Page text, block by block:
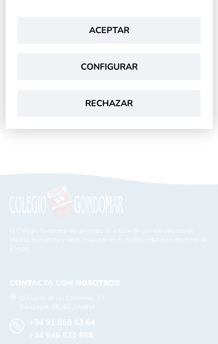
El Colegio Gondomar es un centro de educación privado ubicado en
Madrid, humanista y laico, inspirado en el modelo educativo del norte de
Europa.
CONTACTA CON NOSOTROS
C/ Fuente de las Colmenas, 12
Galapagar, 28260 (Madrid)
+34 91 858 63 64
+34 646 831 868
ACEPTAR
CONFIGURAR
RECHAZAR